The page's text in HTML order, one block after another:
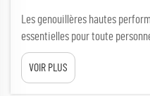
Les genouillères hautes
essentielles pour toute
travailler à genoux. Que vous
revêtements de sol ou
le travail plus facile et plus
VOIR PLUS